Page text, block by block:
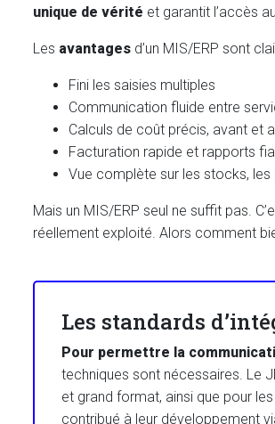
unique de vérité et garantit l’accès
Les avantages d’un MIS/ERP sont
Fini les saisies multiples
Communication fluide entre
Calculs de coût précis, avant et
Facturation rapide et rapports
Vue complète sur les stocks,
Mais un MIS/ERP seul ne suffit pas.
réellement exploité. Alors comment
Les standards
Pour permettre la
techniques sont nécessaires. Le
et grand format, ainsi que pour
contribué à leur développement